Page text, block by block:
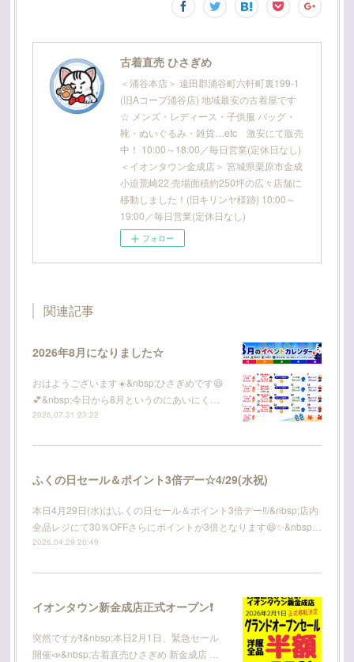
古着直売 ひさぎめ
＜涌谷本店＞ 遠田郡涌谷町六軒町裏199-1
(旧Aコープ涌谷店) 地域最安の古着屋です
☆ メンズ・レディース・子供服 バッグ・
靴・ぬいぐるみ・雑貨…etc 激安にて販売
中！ 10:00～18:00／毎日営業(定休日なし)
＜イオンタウン金成店＞ 宮城県栗原市金成
小迫荒崎22 売場面積約250坪の広々店舗に
移動しました！(旧キリンヤ様跡) 10:00～
19:00／毎日営業(定休日なし)
フォロー
関連記事
2026年8月になりました☆
おはようございます☀️&nbsp;ひさぎめです😆
💕&nbsp;今日から8月というのにあいにく…
2026.07.31 23:22
ふくの日セール＆ポイント3倍デー☆4/29(水祝)
本日4月29日(水)は\ふくの日セール＆ポイント3倍デー‼️/&nbsp;店内
全品レジにて30％OFFさらにポイントが3倍となります😆✨&nbsp…
2026.04.28 20:49
イオンタウン新金成店正式オープン❗
突然ですが❗️&nbsp;本日2月1日、緊急セール
開催📣&nbsp;古着直売ひさぎめ 新金成店 …